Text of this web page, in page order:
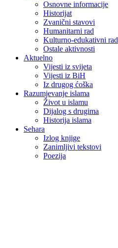
Osnovne informacije
Historijat
Zvanični stavovi
Humanitarni rad
Kulturno-edukativni rad
Ostale aktivnosti
Aktuelno
Vijesti iz svijeta
Vijesti iz BiH
Iz drugog ćoška
Razumjevanje islama
Život u islamu
Dijalog s drugima
Historija islama
Sehara
Izlog knjige
Zanimljivi tekstovi
Poezija